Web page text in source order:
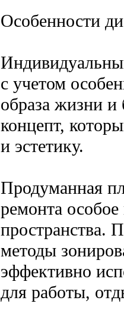
Особенности
с учетом
образа жизни и
концепт,
и эстетику.
Продуманная
ремонта
пространства.
методы
эффективно
для работы,